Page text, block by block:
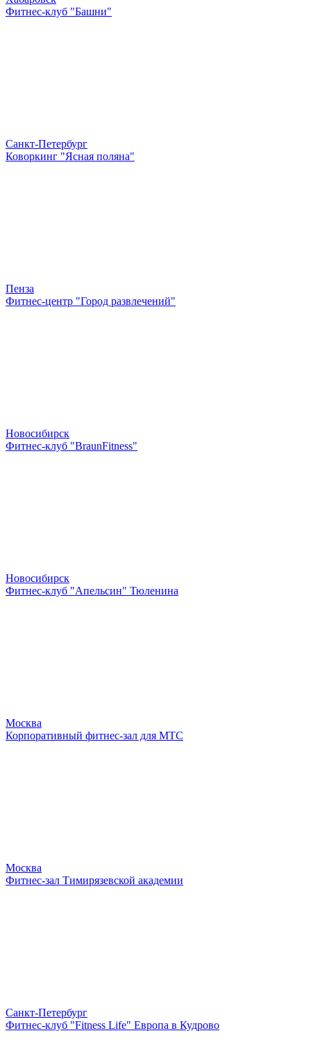
Фитнес-клуб "Башни"
Санкт-Петербург
Коворкинг "Ясная поляна"
Пенза
Фитнес-центр "Город развлечений"
Новосибирск
Фитнес-клуб "BraunFitness"
Новосибирск
Фитнес-клуб "Апельсин" Тюленина
Москва
Корпоративный фитнес-зал для МТС
Москва
Фитнес-зал Тимирязевской академии
Санкт-Петербург
Фитнес-клуб "Fitness Life" Европа в Кудрово